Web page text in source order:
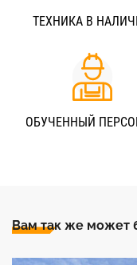
ТЕХНИКА В
ОБУЧЕННЫЙ
Вам так же может